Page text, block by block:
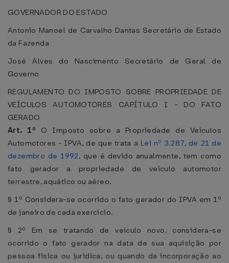
GOVERNADOR DO ESTADO
Antonio Manoel de Carvalho Dantas Secretário de Estado
da Fazenda
José Alves do Nascimento Secretário de Geral de
Governo
REGULAMENTO DO IMPOSTO SOBRE PROPRIEDADE DE
VEÍCULOS AUTOMOTORES
CAPÍTULO I - DO FATO
GERADO
Art. 1º O Imposto sobre a Propriedade de Veículos
Automotores - IPVA, de que trata a Lei nº 3.287, de 21 de
dezembro de 1992, que é devido anualmente, tem como
fato gerador a propriedade de veículo automotor
terrestre, aquático ou aéreo.
§ 1º Considera-se ocorrido o fato gerador do IPVA em 1º
de janeiro de cada exercício.
§ 2º Em se tratando de veículo novo, considera-se
ocorrido o fato gerador na data de sua aquisição por
pessoa física ou jurídica, ou quando da incorporação ao